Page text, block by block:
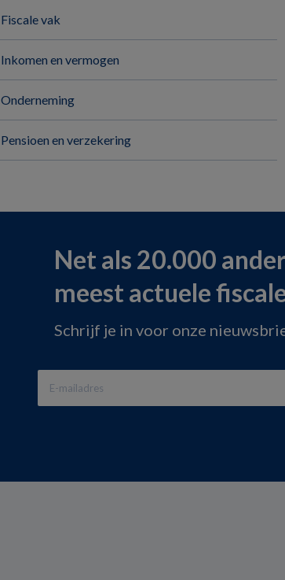
Fiscale vak
Inkomen en vermogen
Onderneming
Pensioen en verzekering
Net als 20.000
meest actuele
Schrijf je in voor onze